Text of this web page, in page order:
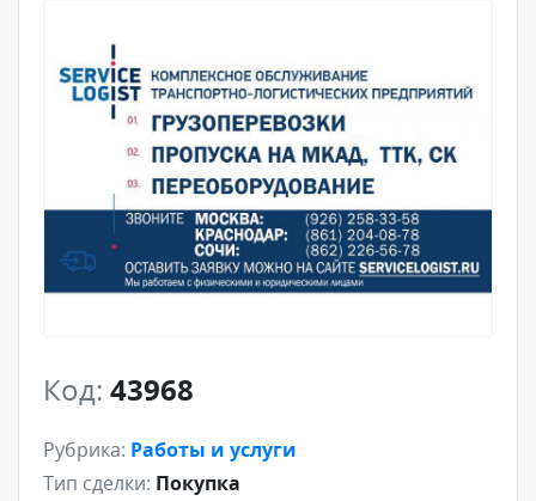
Код: 43968
Рубрика: Работы и услуги
Тип сделки: Покупка